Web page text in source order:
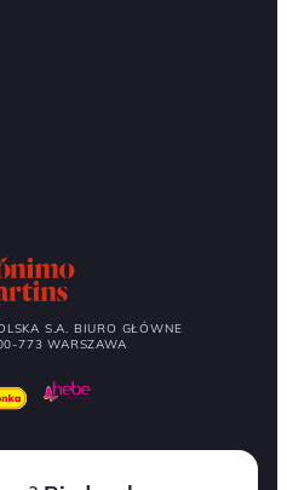
S.A. BIURO GŁÓWNE
773 WARSZAWA